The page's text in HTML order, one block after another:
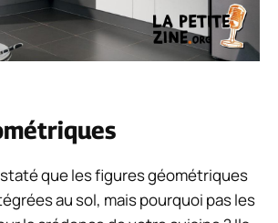
que les figures géométriques
au sol, mais pourquoi pas les